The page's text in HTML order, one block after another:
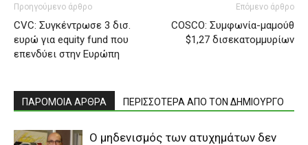
Προηγούμενο άρθρο
CVC: Συγκέντρωσε 3 δισ.
ευρώ για equity fund που
επενδύει στην Ευρώπη
Επόμενο άρθρο
COSCO: Συμφωνία-μαμούθ
$1,27 δισεκατομμυρίων
ΠΑΡΟΜΟΙΑ ΑΡΘΡΑ ΠΕΡΙΣΣΟΤΕΡΑ ΑΠΟ ΤΟΝ ΔΗΜΙΟΥΡΓΟ
Ο μηδενισμός των ατυχημάτων δεν